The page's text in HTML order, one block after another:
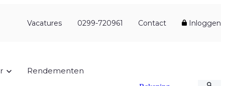
Vacatures 0299-720961 Contact Inloggen
Rendementen